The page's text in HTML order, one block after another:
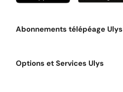
Abonnements télépéage Ulys
Options et Services Ulys